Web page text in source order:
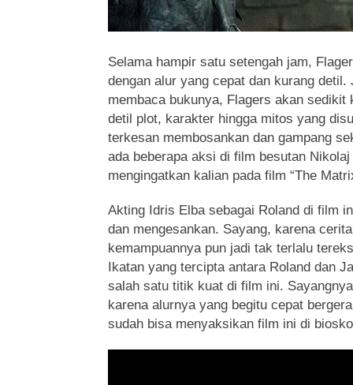
Selama hampir satu setengah jam,
dengan alur yang cepat dan kurang detil.
membaca bukunya, Flagers akan sedikit
detil plot, karakter hingga mitos yang
terkesan membosankan dan gampang
ada beberapa aksi di film besutan
mengingatkan kalian pada film “The
Akting Idris Elba sebagai Roland di film
dan mengesankan. Sayang, karena
kemampuannya pun jadi tak terlalu
Ikatan yang tercipta antara Roland dan
salah satu titik kuat di film ini.
karena alurnya yang begitu cepat
sudah bisa menyaksikan film ini di